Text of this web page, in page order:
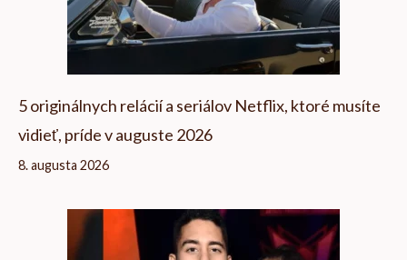
5 originálnych relácií a seriálov Netflix, ktoré musíte
vidieť, príde v auguste 2026
8. augusta 2026